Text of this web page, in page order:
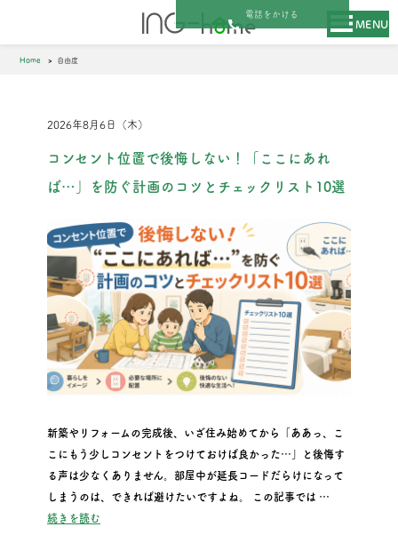
MENU
Home 自由度
2026年8月6日（木）
コンセント位置で後悔しない！「ここにあれ
ば…」を防ぐ計画のコツとチェックリスト10選
新築やリフォームの完成後、いざ住み始めてから「ああっ、こ
こにもう少しコンセントをつけておけば良かった…」と後悔す
る声は少なくありません。部屋中が延長コードだらけになって
しまうのは、できれば避けたいですよね。 この記事では …
続きを読む“コンセント位置で後悔しない！「ここにあれば…」を防ぐ計
電話をかける